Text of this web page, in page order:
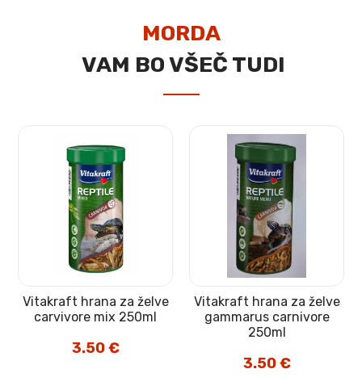
MORDA
VAM BO VŠEČ TUDI
Vitakraft hrana za želve
carvivore mix 250ml
3.50€
Vitakraft hrana za želve
gammarus carnivore
250ml
3.50€